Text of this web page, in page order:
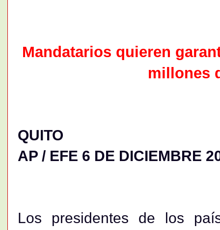
Mandatarios quieren
millones
QUITO
AP / EFE 6 DE DICIEMBRE
Los presidentes de los